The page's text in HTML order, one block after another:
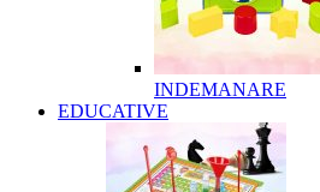
INDEMANARE
EDUCATIVE